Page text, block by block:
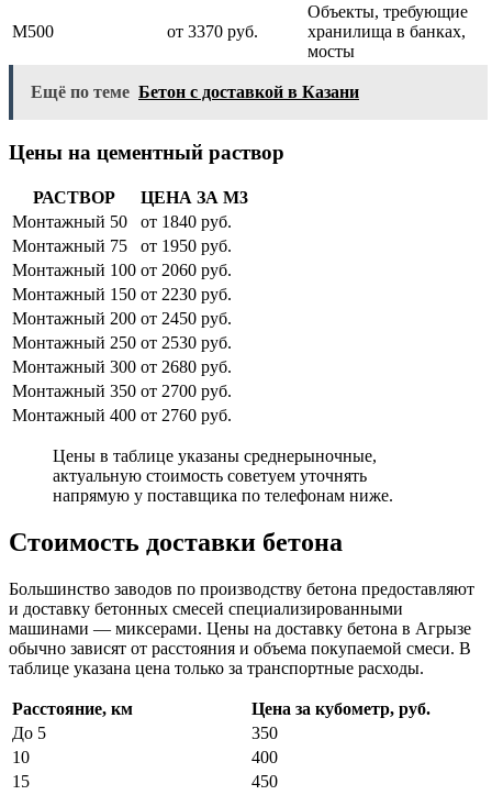
М500 от 3370 руб.
Объекты, требующие
хранилища в банках,
мосты
Ещё по теме Бетон с доставкой в Казани
Цены на цементный раствор
РАСТВОР
ЦЕНА ЗА М3
Монтажный 50
от 1840 руб.
Монтажный 75
от 1950 руб.
Монтажный 100 от 2060 руб.
Монтажный 150 от 2230 руб.
Монтажный 200 от 2450 руб.
Монтажный 250 от 2530 руб.
Монтажный 300 от 2680 руб.
Монтажный 350 от 2700 руб.
Монтажный 400 от 2760 руб.
Цены в таблице указаны среднерыночные,
актуальную стоимость советуем уточнять
напрямую у поставщика по телефонам ниже.
Стоимость доставки бетона
Большинство заводов по производству бетона предоставляют
и доставку бетонных смесей специализированными
машинами — миксерами. Цены на доставку бетона в Агрызе
обычно зависят от расстояния и объема покупаемой смеси. В
таблице указана цена только за транспортные расходы.
Расстояние, км
Цена за кубометр, руб.
До 5
350
10
400
15
450